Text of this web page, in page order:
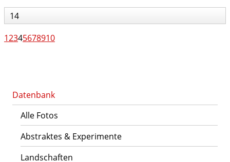
Datenbank
Alle Fotos
Abstraktes & Experimente
Landschaften
14
12345678910